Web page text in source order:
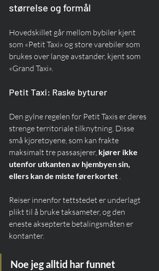
størrelse og formål
Hovedskillet går mellom bybiler kjent
som «Petit Taxi» og store varebiler som
brukes over lange avstander, kjent som
«Grand Taxi».
Petit Taxi: Raske byturer
Den gylne regelen for Petit Taxis er deres
strenge territoriale tilknytning. Disse
små kjøretøyene, som kan frakte
maksimalt tre passasjerer, kjører ikke
utenfor utkanten av hjembyen sin,
ellers kan de miste førerkortet .
Reiser innenfor tettstedet er underlagt
plikt til å bruke taksameter, og den
eneste aksepterte betalingsmåten er
kontanter.
Noe jeg alltid har funnet